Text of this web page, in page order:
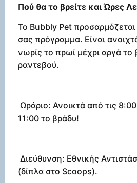
Πού θα το βρείτε και Ώρες
Το Bubbly Pet
σας πρόγραμμα. Είναι
νωρίς το πρωί μέχρι αργά το
ραντεβού.
Ωράριο: Ανοικτά από τις
11:00 το βράδυ!
Διεύθυνση: Εθνικής
(δίπλα στο Scoops).